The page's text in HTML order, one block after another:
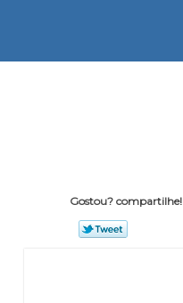
Gostou? compartilhe!